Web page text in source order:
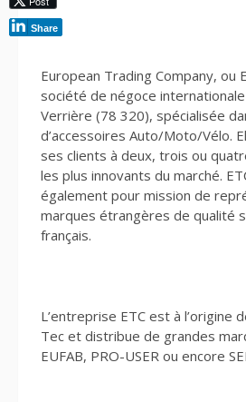
European Trading Company, ou
société de négoce
Verrière (78 320), spécialisée
d’accessoires Auto/Moto/Vélo.
ses clients à deux, trois ou
les plus innovants du marché.
également pour mission de
marques étrangères de qualité
français.
L’entreprise ETC est à l’origine
Tec et distribue de grandes
EUFAB, PRO-USER ou encore
Share